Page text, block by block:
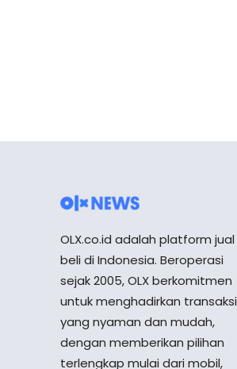
OLX.co.id adalah platform jual
beli di Indonesia. Beroperasi
sejak 2005, OLX berkomitmen
untuk menghadirkan transaksi
yang nyaman dan mudah,
dengan memberikan pilihan
terlengkap mulai dari mobil,